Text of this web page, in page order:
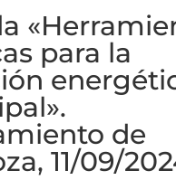
para la
de
11/09/